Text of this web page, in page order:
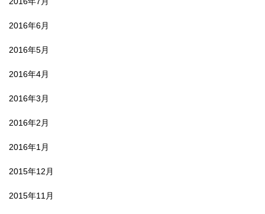
2016年6月
2016年5月
2016年4月
2016年3月
2016年2月
2016年1月
2015年12月
2015年11月